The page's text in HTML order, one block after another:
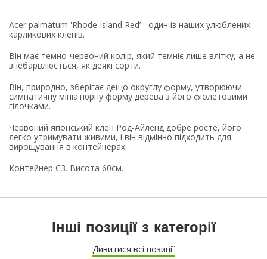
Acer palmatum 'Rhode Island Red’ - один із наших улюблених
карликових кленів.
Він має темно-червоний колір, який темніє лише влітку, а не
знебарвлюється, як деякі сорти.
Він, природно, зберігає дещо округлу форму, утворюючи
симпатичну мініатюрну форму дерева з його фіолетовими
гілочками.
Червоний японський клен Род-Айленд добре росте, його
легко утримувати живими, і він відмінно підходить для
вирощування в контейнерах.
Контейнер С3. Висота 60см.
Інші позиції з категорії
Дивитися всі позиції